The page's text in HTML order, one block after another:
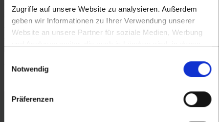
Zugriffe auf unsere Website zu analysieren. Außerdem
geben wir Informationen zu Ihrer Verwendung unserer
Website an unsere Partner für soziale Medien, Werbung
in denen Sie Ihre Rechte uU nicht effektiv durchsetzen
möglicherweise mit weiteren Daten zusammen, die Sie
ihnen bereitgestellt haben oder die sie im Rahmen Ihrer
Notwendig
Präferenzen
Topographia Archiducatus Austriae Inferioris Modernae, Wien
1672 © IMAREAL